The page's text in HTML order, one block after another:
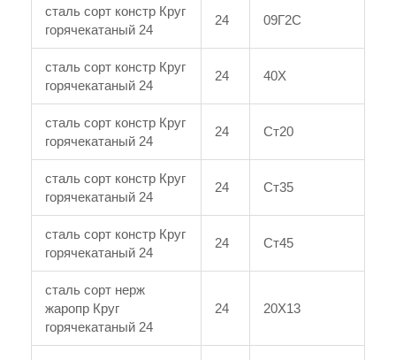
сталь сорт констр Круг
горячекатаный 24
24 09Г2С
сталь сорт констр Круг
горячекатаный 24
24 40Х
сталь сорт констр Круг
горячекатаный 24
24 Ст20
сталь сорт констр Круг
горячекатаный 24
24 Ст35
сталь сорт констр Круг
горячекатаный 24
24 Ст45
сталь сорт нерж
жаропр Круг
горячекатаный 24
24 20Х13